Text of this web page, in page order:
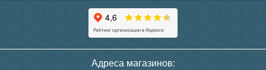
Адреса магазинов: